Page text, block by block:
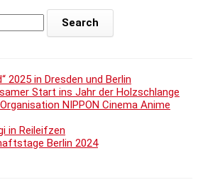
2025 in Dresden und Berlin
Start ins Jahr der Holzschlange
NIPPON Cinema Anime
in Reileifzen
Berlin 2024